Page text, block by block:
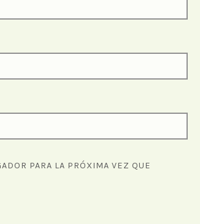
PARA LA PRÓXIMA VEZ QUE